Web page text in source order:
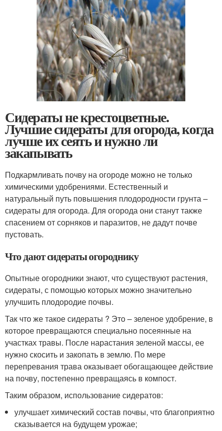
Сидераты не крестоцветные.
Лучшие сидераты для огорода, когда
лучше их сеять и нужно ли
закапывать
Подкармливать почву на огороде можно не только
химическими удобрениями. Естественный и
натуральный путь повышения плодородности грунта –
сидераты для огорода. Для огорода они станут также
спасением от сорняков и паразитов, не дадут почве
пустовать.
Что дают сидераты огороднику
Опытные огородники знают, что существуют растения,
сидераты, с помощью которых можно значительно
улучшить плодородие почвы.
Так что же такое сидераты ? Это – зеленое удобрение, в
которое превращаются специально посеянные на
участках травы. После нарастания зеленой массы, ее
нужно скосить и закопать в землю. По мере
перепревания трава оказывает обогащающее действие
на почву, постепенно превращаясь в компост.
Таким образом, использование сидератов:
улучшает химический состав почвы, что благоприятно
сказывается на будущем урожае;